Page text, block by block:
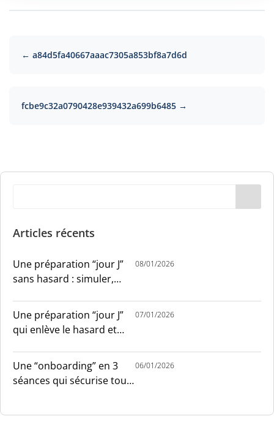
← a84d5fa40667aaac7305a853bf8a7d6d
fcbe9c32a0790428e939432a699b6485 →
Articles récents
Une préparation “jour J”
sans hasard : simuler,
08/01/2026
Une préparation “jour J”
qui enlève le hasard et
07/01/2026
Une “onboarding” en 3
séances qui sécurise tout
06/01/2026